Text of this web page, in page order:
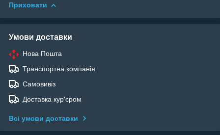
Приховати
Умови доставки
Нова Пошта
Транспортна компанія
Самовивіз
Доставка кур'єром
Всі умови доставки